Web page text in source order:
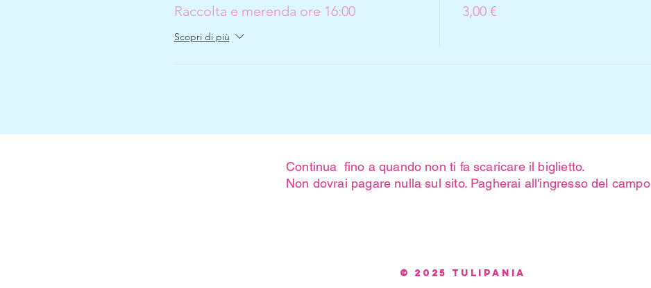
Raccolta e merenda ore 16:00
Scopri di più
3,00 €
Continua fino a quando non ti fa scaricare il biglietto.
Non dovrai pagare nulla sul sito. Pagherai all'ingresso del campo
© 2025 Tulipania